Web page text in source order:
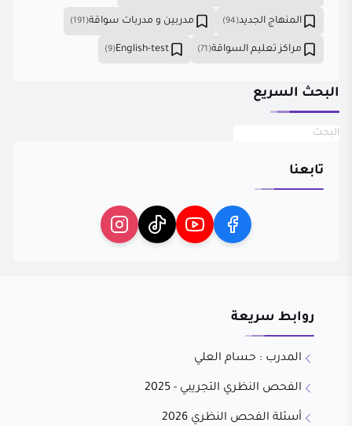
المنهاج الجديد(94) مدربين و مدربات سواقة(191)
مراكز تعليم السواقة(71)
English-test
(9)
البحث السريع
تابعنا
روابط سريعة
المدرب : حسام العلي
الفحص النظري التجريبي - 2025
أسئلة الفحص النظري 2026